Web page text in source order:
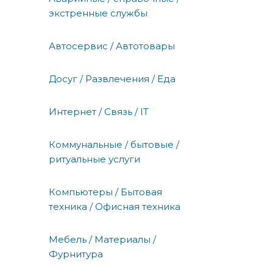
экстренные службы
Автосервис / Автотовары
Досуг / Развлечения / Еда
Интернет / Связь / IT
Коммунальные / бытовые /
ритуальные услуги
Компьютеры / Бытовая
техника / Офисная техника
Мебель / Материалы /
Фурнитура